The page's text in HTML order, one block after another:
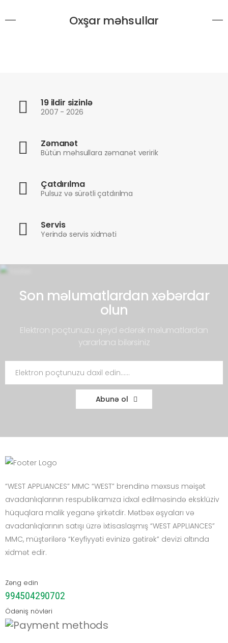
Oxşar məhsullar
19 ildir sizinlə
2007 - 2026
Zəmanət
Bütün məhsullara zəmanət veririk
Çatdırılma
Pulsuz və sürətli çatdırılma
Servis
Yerində servis xidməti
Son məlumatlardan xəbərdar
olun
Elektron poçtunuzu qeyd edərək məlumatlardan
yararlana bilərsiniz
Abunə ol
“WEST APPLIANCES” MMC “WEST” brendinə məxsus məişət
avadanlıqlarının respublikamıza idxal edilməsində eksklüziv
hüquqlara malik yeganə şirkətdir. Mətbəx əşyaları və
avadanlıqlarının satışı üzrə ixtisaslaşmış “WEST APPLIANCES”
MMC, müştərilərə “Keyfiyyəti evinizə gətirək” devizi altında
xidmət edir.
Zəng edin
994504290702
Ödəniş növləri